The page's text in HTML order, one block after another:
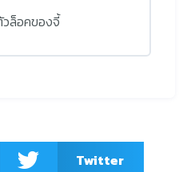
วล็อคของจี้
Twitter